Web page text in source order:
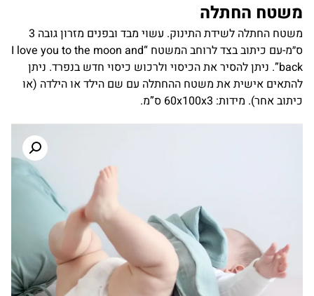
משטח החתלה
משטח החתלה לשידת התינוק. עשוי מבד ובפנים מזרון גובה 3
ס״מ-עם כיתוב בצד לרוחב המשטח “I love you to the moon and
back”. ניתן להסיר את הכיסוי ולרכוש כיסוי חדש בנפרד. ניתן
להתאים אישית את משטח ההחתלה עם שם הילד או הילדה (או
כיתוב אחר). מידות: 60x100x3 ס”מ.